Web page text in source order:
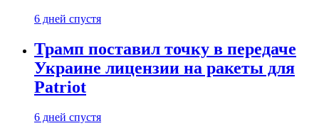
6 дней спустя
Трамп поставил точку в передаче
Украине лицензии на ракеты для
Patriot
6 дней спустя